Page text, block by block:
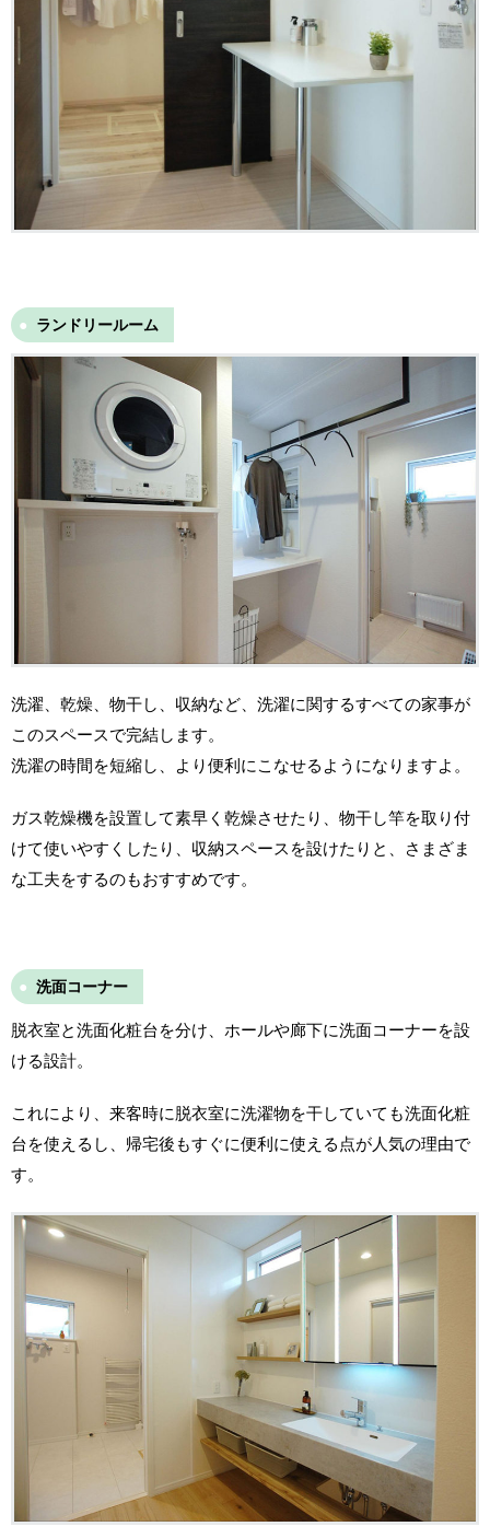
ランドリールーム
洗濯、乾燥、物干し、収納など、洗濯に関するすべての家事が
このスペースで完結します。
洗濯の時間を短縮し、より便利にこなせるようになりますよ。
ガス乾燥機を設置して素早く乾燥させたり、物干し竿を取り付
けて使いやすくしたり、収納スペースを設けたりと、さまざま
な工夫をするのもおすすめです。
洗面コーナー
脱衣室と洗面化粧台を分け、ホールや廊下に洗面コーナーを設
ける設計。
これにより、来客時に脱衣室に洗濯物を干していても洗面化粧
台を使えるし、帰宅後もすぐに便利に使える点が人気の理由で
す。